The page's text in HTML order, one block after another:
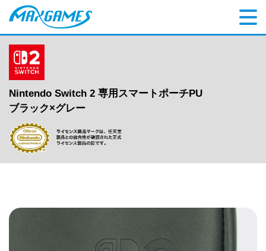
Nintendo Switch 2 専用スマートポーチPU
ブラック×グレー